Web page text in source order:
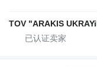
TOV "ARAKIS